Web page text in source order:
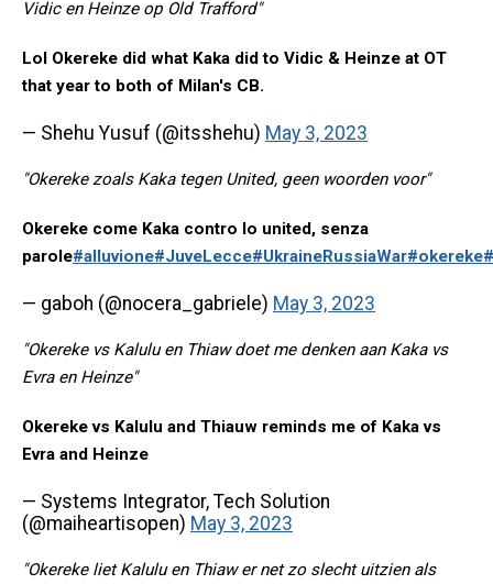
Vidic en Heinze op Old Trafford"
Lol Okereke did what Kaka did to Vidic & Heinze at OT
that year to both of Milan's CB.
— Shehu Yusuf (@itsshehu) May 3, 2023
"Okereke zoals Kaka tegen United, geen woorden voor"
Okereke come Kaka contro lo united, senza
parole#alluvione#JuveLecce#UkraineRussiaWar️#okereke
— gaboh (@nocera_gabriele) May 3, 2023
"Okereke vs Kalulu en Thiaw doet me denken aan Kaka vs
Evra en Heinze"
Okereke vs Kalulu and Thiauw reminds me of Kaka vs
Evra and Heinze
— Systems Integrator, Tech Solution
(@maiheartisopen) May 3, 2023
"Okereke liet Kalulu en Thiaw er net zo slecht uitzien als